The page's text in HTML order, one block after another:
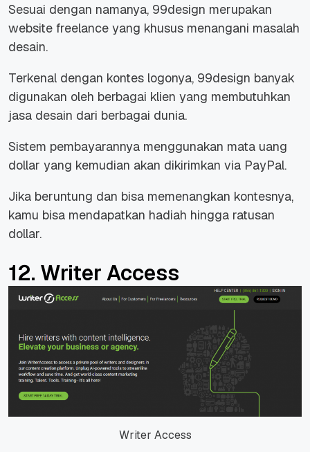
Sesuai dengan namanya, 99design merupakan
website freelance yang khusus menangani masalah
desain.
Terkenal dengan kontes logonya, 99design banyak
digunakan oleh berbagai klien yang membutuhkan
jasa desain dari berbagai dunia.
Sistem pembayarannya menggunakan mata uang
dollar yang kemudian akan dikirimkan via PayPal.
Jika beruntung dan bisa memenangkan kontesnya,
kamu bisa mendapatkan hadiah hingga ratusan
dollar.
12. Writer Access
Writer Access